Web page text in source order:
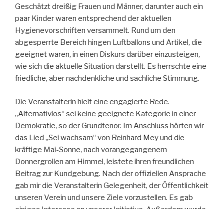
Geschätzt dreißig Frauen und Männer, darunter auch ein
paar Kinder waren entsprechend der aktuellen
Hygienevorschriften versammelt. Rund um den
abgesperrte Bereich hingen Luftballons und Artikel, die
geeignet waren, in einen Diskurs darüber einzusteigen,
wie sich die aktuelle Situation darstellt. Es herrschte eine
friedliche, aber nachdenkliche und sachliche Stimmung.
Die Veranstalterin hielt eine engagierte Rede.
„Alternativlos“ sei keine geeignete Kategorie in einer
Demokratie, so der Grundtenor. Im Anschluss hörten wir
das Lied „Sei wachsam“ von Reinhard Mey und die
kräftige Mai-Sonne, nach vorangegangenem
Donnergrollen am Himmel, leistete ihren freundlichen
Beitrag zur Kundgebung. Nach der offiziellen Ansprache
gab mir die Veranstalterin Gelegenheit, der Öffentlichkeit
unseren Verein und unsere Ziele vorzustellen. Es gab